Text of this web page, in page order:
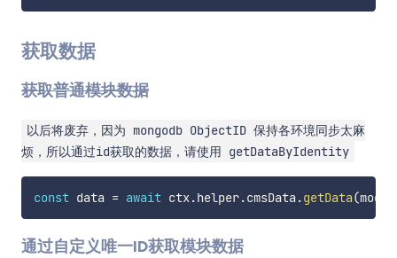
获取数据
获取普通模块数据
以后将废弃，因为 mongodb ObjectID 保持各环境同步太麻
烦，所以通过id获取的数据，请使用 getDataByIdentity
const data = await ctx.helper.cmsData .getData(
通过自定义唯一ID获取模块数据